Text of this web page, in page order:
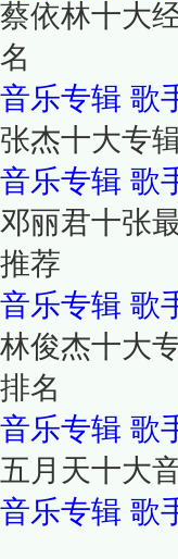
蔡依林十大
名
音乐专辑 歌
张杰十大专
音乐专辑 歌
邓丽君十张
推荐
音乐专辑 歌
林俊杰十大
排名
音乐专辑 歌
五月天十大
音乐专辑 歌